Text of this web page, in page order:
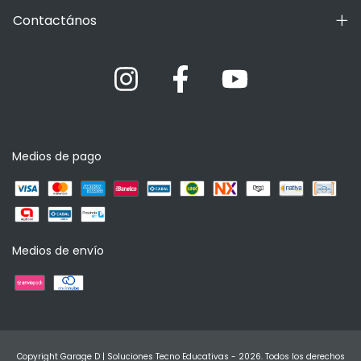
Contactános
Medios de pago
Medios de envío
Copyright Garage D | Soluciones Tecno Educativas - 2026. Todos los derechos